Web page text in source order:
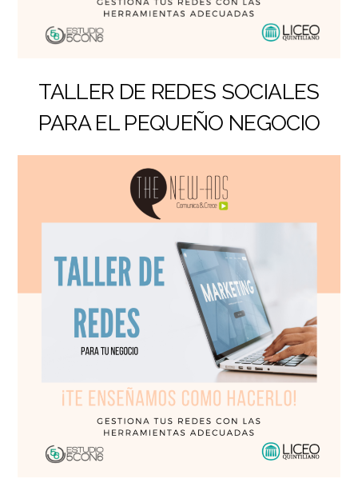
TALLER DE REDES SOCIALES
PARA EL PEQUEÑO NEGOCIO